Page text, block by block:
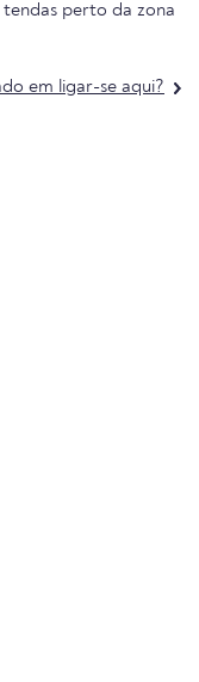
perto da zona
em ligar-se aqui?